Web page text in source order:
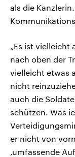
als die
„Es ist
nach oben der
vielleicht etwas
nicht
auch die
schützen. Was
er nicht von
‚umfassende